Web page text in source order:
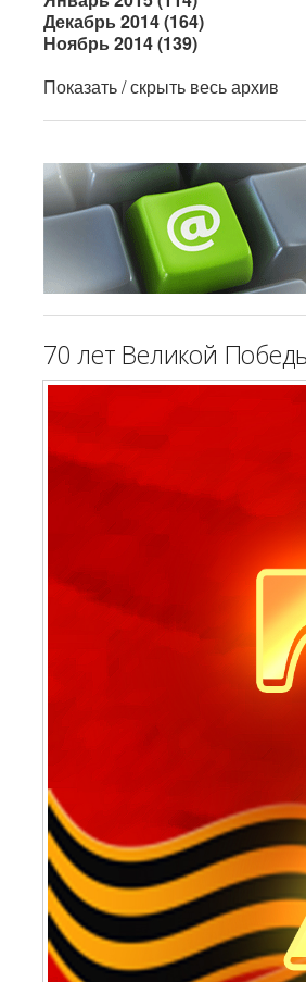
Декабрь 2014 (164)
Ноябрь 2014 (139)
Показать / скрыть весь архив
70 лет Великой